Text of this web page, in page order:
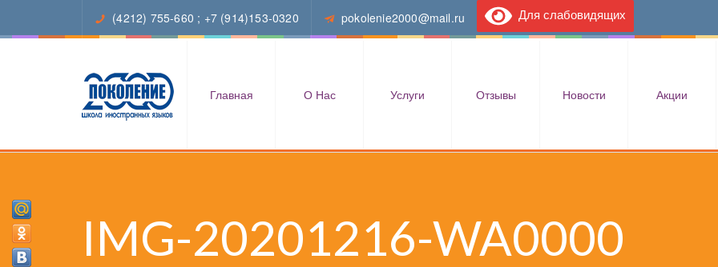
(4212) 755-660 ; +7 (914)153-0320 pokolenie2000@mail.ru Для слабовидящих
Главная О Нас Услуги Отзывы Новости Акции
IMG-20201216-WA0000